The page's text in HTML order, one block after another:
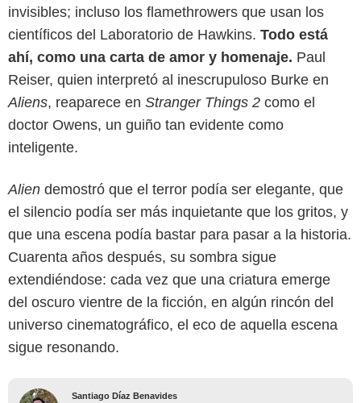
invisibles; incluso los flamethrowers que usan los
científicos del Laboratorio de Hawkins. Todo está
ahí, como una carta de amor y homenaje. Paul
Reiser, quien interpretó al inescrupuloso Burke en
Aliens, reaparece en Stranger Things 2 como el
doctor Owens, un guiño tan evidente como
inteligente.
Alien demostró que el terror podía ser elegante, que
el silencio podía ser más inquietante que los gritos, y
que una escena podía bastar para pasar a la historia.
Cuarenta años después, su sombra sigue
extendiéndose: cada vez que una criatura emerge
del oscuro vientre de la ficción, en algún rincón del
universo cinematográfico, el eco de aquella escena
sigue resonando.
Santiago Díaz Benavides